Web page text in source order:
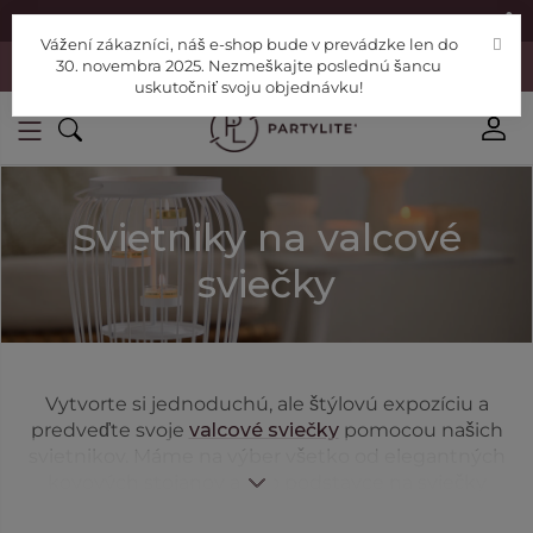
|
Vážení zákazníci, náš e-shop bude v prevádzke len do 30. novembra
2025. Nezmeškajte poslednú šancu uskutočniť svoju objednávku!
Svietniky na valcové
sviečky
Vytvorte si jednoduchú, ale štýlovú expozíciu a
predveďte svoje valcové sviečkypomocou našich
svietnikov. Máme na výber všetko od elegantných
kovových stojanov až po podstavce na sviečky
Vážení zákazníci, náš e-shop bude v prevádzke len do
30. novembra 2025. Nezmeškajte poslednú šancu
uskutočniť svoju objednávku!